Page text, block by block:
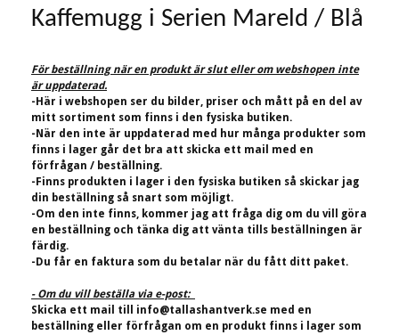
Kaffemugg i Serien Mareld / Blå
För beställning när en produkt är slut eller om webshopen inte
är uppdaterad.
-Här i webshopen ser du bilder, priser och mått på en del av
mitt sortiment som finns i den fysiska butiken.
-När den inte är uppdaterad med hur många produkter som
finns i lager går det bra att skicka ett mail med en
förfrågan / beställning.
-Finns produkten i lager i den fysiska butiken så skickar jag
din beställning så snart som möjligt.
-Om den inte finns, kommer jag att fråga dig om du vill göra
en beställning och tänka dig att vänta tills beställningen är
färdig.
-Du får en faktura som du betalar när du fått ditt paket.
- Om du vill beställa via e-post:
Skicka ett mail till info@tallashantverk.se med en
beställning eller förfrågan om en produkt finns i lager som